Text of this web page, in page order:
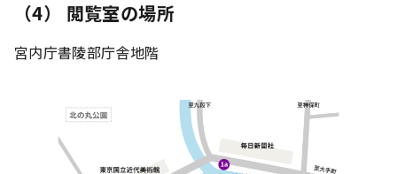
（4） 閲覧室の場所
宮内庁書陵部庁舎地階